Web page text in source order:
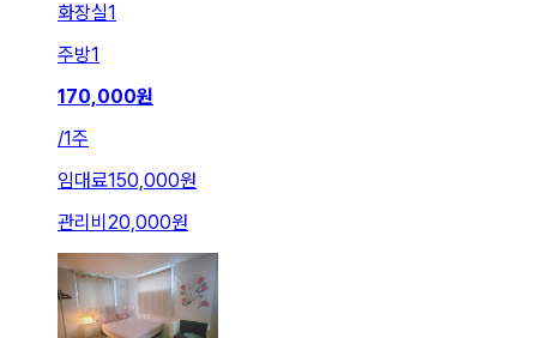
화장실1
주방1
170,000원
/1주
임대료150,000원
관리비 20,000원